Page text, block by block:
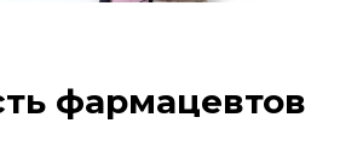
фармацевтов